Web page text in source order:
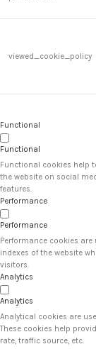
viewed_cookie_policy
Functional
Functional
Functional cookies help
the website on social
features.
Performance
Performance
Performance cookies
indexes of the website
visitors.
Analytics
Analytics
Analytical cookies are
These cookies help
rate, traffic source, etc.